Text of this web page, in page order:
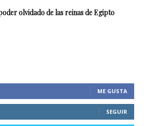
olvidado de las reinas de Egipto
ME GUSTA
SEGUIR